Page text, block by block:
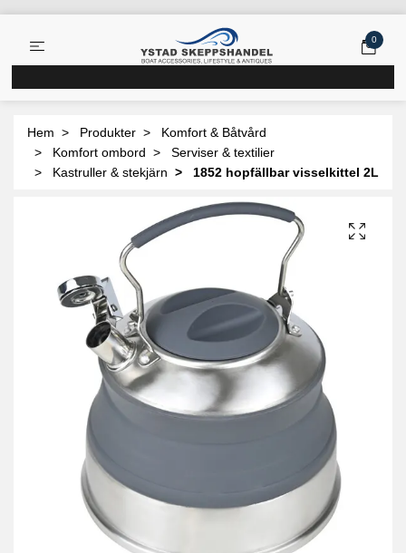
0
Hem Produkter
Komfort & Båtvård
Komfort ombord
Serviser & textilier
Kastruller & stekjärn
1852 hopfällbar visselkittel 2L